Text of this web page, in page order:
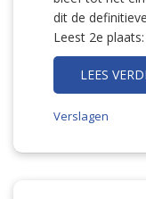
dit de
Leest 2e
LEES
Verslagen